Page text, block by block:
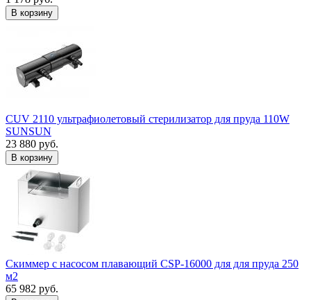
В корзину
CUV 2110 ультрафиолетовый стерилизатор для пруда 110W
SUNSUN
23 880 руб.
В корзину
Скиммер с насосом плавающий CSP-16000 для для пруда 250
м2
65 982 руб.